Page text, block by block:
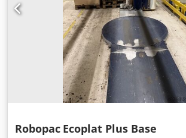
Robopac Ecoplat Plus Base